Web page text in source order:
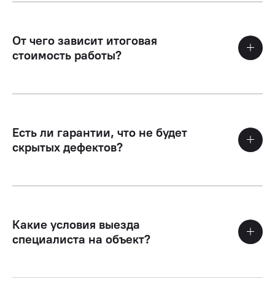
От чего зависит итоговая
стоимость работы?
Есть ли гарантии, что не будет
скрытых дефектов?
Какие условия выезда
специалиста на объект?